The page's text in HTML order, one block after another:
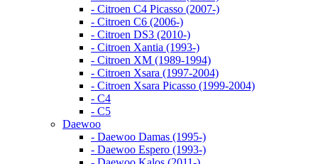
- Citroen C4 Picasso (2007-)
- Citroen C6 (2006-)
- Citroen DS3 (2010-)
- Citroen Xantia (1993-)
- Citroen XM (1989-1994)
- Citroen Xsara (1997-2004)
- Citroen Xsara Picasso (1999-2004)
- С4
- С5
Daewoo
- Daewoo Damas (1995-)
- Daewoo Espero (1993-)